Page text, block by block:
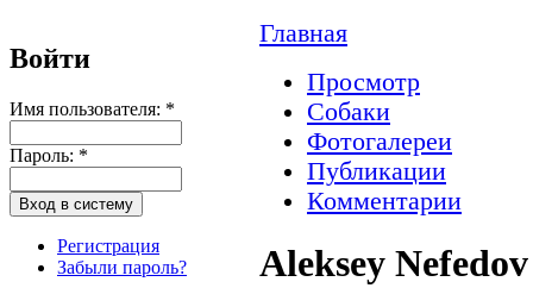
Войти
Имя пользователя: *
Пароль: *
Регистрация
Забыли пароль?
Главная
Просмотр
Собаки
Фотогалереи
Публикации
Комментарии
Aleksey Nefedov